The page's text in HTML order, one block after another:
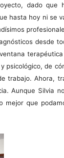
dado
hasta hoy ni se
desde
psicológico, de
trabajo. Ahora,
Aunque Silvia
mejor que